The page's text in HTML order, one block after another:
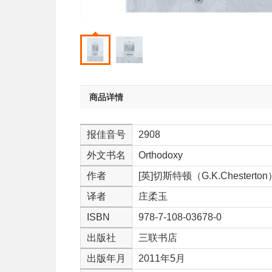
商品详情
报佳音号
2908
外文书名
Orthodoxy
作者
[英]切斯特顿（G.K.Chesterton
译者
庄柔玉
ISBN
978-7-108-03678-0
出版社
三联书店
出版年月
2011年5月